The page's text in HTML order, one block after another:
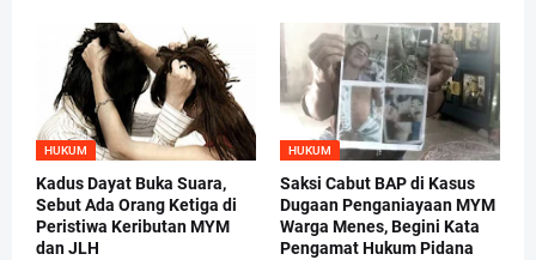
HUKUM
Kadus Dayat Buka Suara,
Sebut Ada Orang Ketiga di
Peristiwa Keributan MYM
dan JLH
HUKUM
Saksi Cabut BAP di Kasus
Dugaan Penganiayaan MYM
Warga Menes, Begini Kata
Pengamat Hukum Pidana